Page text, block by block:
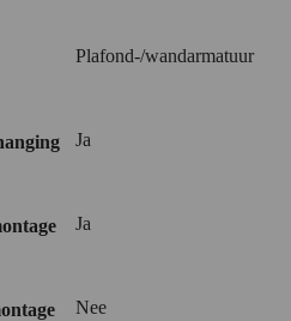
Plafond-/wandarmatuur
Ja
Ja
Nee